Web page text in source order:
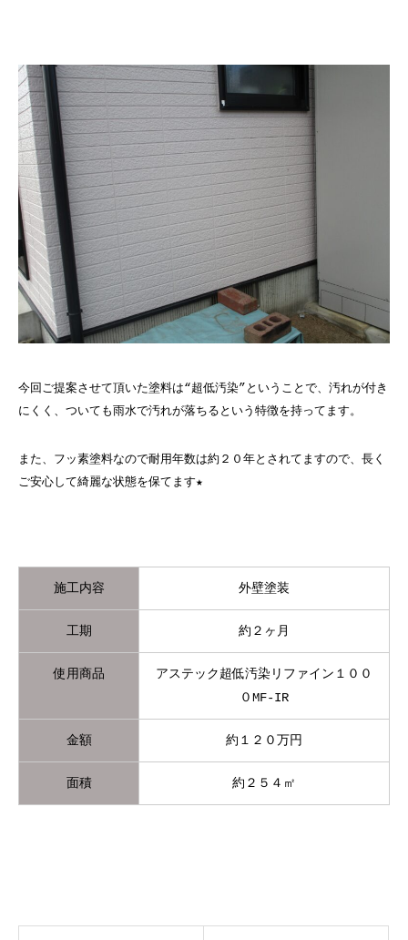
今回ご提案させて頂いた塗料は“超低汚染”ということで、汚れが付き
にくく、ついても雨水で汚れが落ちるという特徴を持ってます。
また、フッ素塗料なので耐用年数は約２０年とされてますので、長く
ご安心して綺麗な状態を保てます★
施工内容 外壁塗装
工期 約２ヶ月
使用商品
アステック超低汚染リファイン１００
０MF-IR
金額 約１２０万円
面積 約２５４㎡